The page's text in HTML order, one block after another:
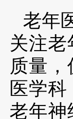
老年
关注
质量
医学
老年神